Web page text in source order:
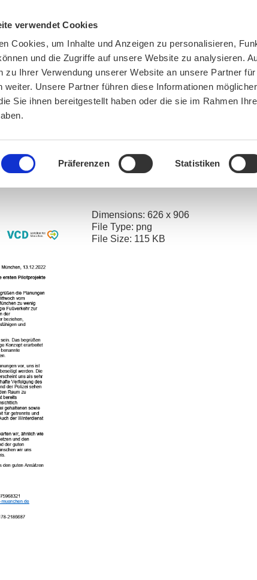
verwendet Cookies
Cookies, um Inhalte und Anzeigen zu personalisieren,
und die Zugriffe auf unsere Website zu analysieren.
zu Ihrer Verwendung unserer Website an unsere Partner
weiter. Unsere Partner führen diese Informationen
Sie ihnen bereitgestellt haben oder die sie im Rahmen
Präferenzen Statistiken
BN MÜNCHEN MITMACHEN SPENDEN
You are here: Home » Mehr breite, sichere Gehwege in München » Gemeinsame
Dimensions: 626 x 906
File Type: png
File Size: 115 KB